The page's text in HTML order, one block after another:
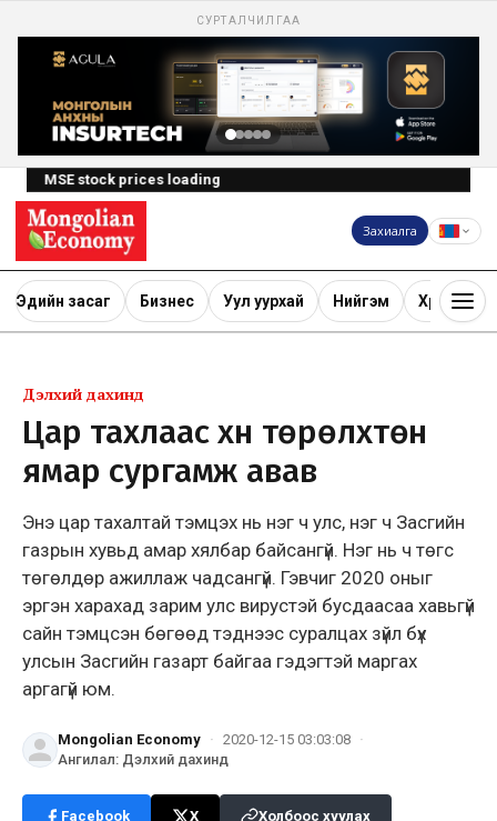
СУРТАЛЧИЛГАА
MSE stock prices loading
Захиалга
Эдийн засаг Бизнес Уул уурхай Нийгэм Хөрөнгө
Дэлхий дахинд
Цар тахлаас хүн төрөлхтөн
ямар сургамж авав
Энэ цар тахалтай тэмцэх нь нэг ч улс, нэг ч Засгийн
газрын хувьд амар хялбар байсангүй. Нэг нь ч төгс
төгөлдөр ажиллаж чадсангүй. Гэвчиг 2020 оныг
эргэн харахад зарим улс вирустэй бусдаасаа хавьгүй
сайн тэмцсэн бөгөөд тэднээс суралцах зүйл бүх
улсын Засгийн газарт байгаа гэдэгтэй маргах
аргагүй юм.
Mongolian Economy · 2020-12-15 03:03:08 ·
Ангилал: Дэлхий дахинд
Facebook X Холбоос хуулах